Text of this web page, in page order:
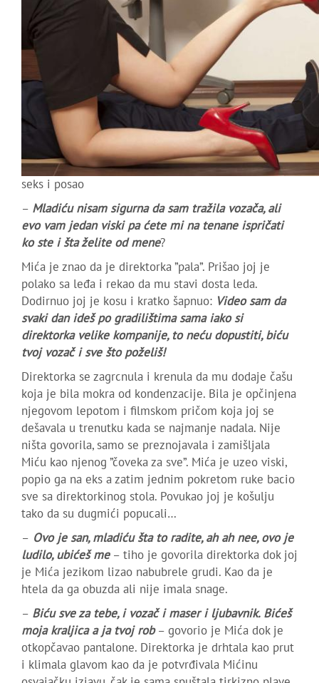
seks i posao
– Mladiću nisam sigurna da sam tražila vozača, ali
evo vam jedan viski pa ćete mi na tenane ispričati
ko ste i šta želite od mene?
Mića je znao da je direktorka ”pala”. Prišao joj je
polako sa leđa i rekao da mu stavi dosta leda.
Dodirnuo joj je kosu i kratko šapnuo: Video sam da
svaki dan ideš po gradilištima sama iako si
direktorka velike kompanije, to neću dopustiti, biću
tvoj vozač i sve što poželiš!
Direktorka se zagrcnula i krenula da mu dodaje čašu
koja je bila mokra od kondenzacije. Bila je opčinjena
njegovom lepotom i filmskom pričom koja joj se
dešavala u trenutku kada se najmanje nadala. Nije
ništa govorila, samo se preznojavala i zamišljala
Miću kao njenog ”čoveka za sve”. Mića je uzeo viski,
popio ga na eks a zatim jednim pokretom ruke bacio
sve sa direktorkinog stola. Povukao joj je košulju
tako da su dugmići popucali…
– Ovo je san, mladiću šta to radite, ah ah nee, ovo je
ludilo, ubićeš me– tiho je govorila direktorka dok joj
je Mića jezikom lizao nabubrele grudi. Kao da je
htela da ga obuzda ali nije imala snage.
– Biću sve za tebe, i vozač i maser i ljubavnik. Bićeš
moja kraljica a ja tvoj rob– govorio je Mića dok je
otkopčavao pantalone. Direktorka je drhtala kao prut
i klimala glavom kao da je potvrđivala Mićinu